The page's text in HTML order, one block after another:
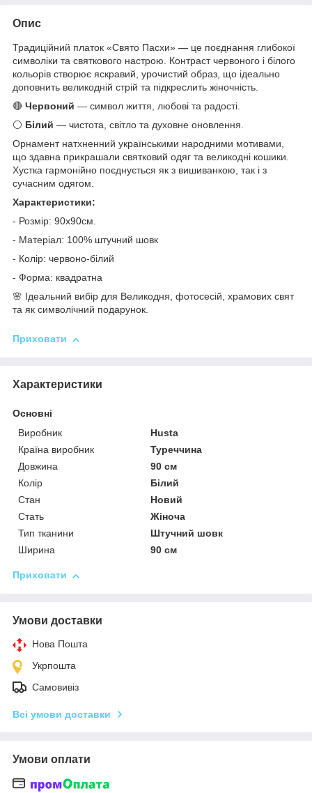
Опис
Традиційний платок «Свято Пасхи» — це поєднання глибокої
символіки та святкового настрою. Контраст червоного і білого
кольорів створює яскравий, урочистий образ, що ідеально
доповнить великодній стрій та підкреслить жіночність.
🔴 Червоний — символ життя, любові та радості.
⚪ Білий — чистота, світло та духовне оновлення.
Орнамент натхненний українськими народними мотивами,
що здавна прикрашали святковий одяг та великодні кошики.
Хустка гармонійно поєднується як з вишиванкою, так і з
сучасним одягом.
Характеристики:
- Розмір: 90х90см.
- Матеріал: 100% штучний шовк
- Колір: червоно-білий
- Форма: квадратна
🌸 Ідеальний вибір для Великодня, фотосесій, храмових свят
та як символічний подарунок.
Приховати
Характеристики
Основні
Виробник
Husta
Країна виробник
Туреччина
Довжина
90 см
Колір
Білий
Стан
Новий
Стать
Жіноча
Тип тканини
Штучний шовк
Ширина
90 см
Приховати
Умови доставки
Нова Пошта
Укрпошта
Самовивіз
Всі умови доставки
Умови оплати